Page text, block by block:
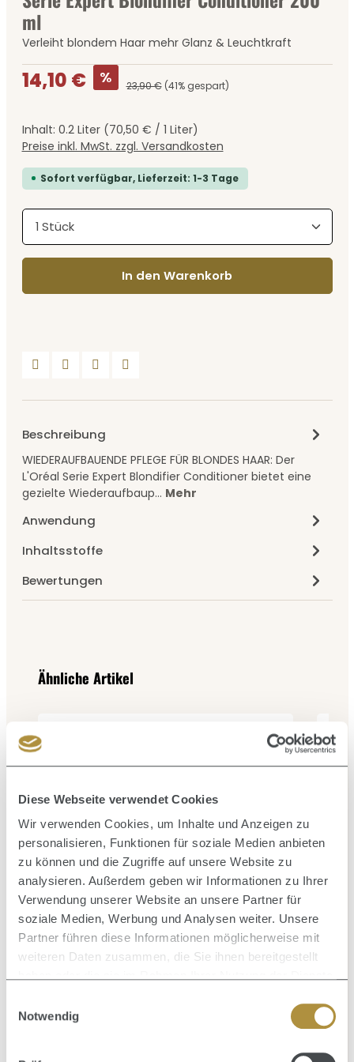
Diese Webseite verwendet Cookies
Wir verwenden Cookies, um Inhalte und Anzeigen zu
personalisieren, Funktionen für soziale Medien anbieten
zu können und die Zugriffe auf unsere Website zu
analysieren. Außerdem geben wir Informationen zu Ihrer
Verwendung unserer Website an unsere Partner für
soziale Medien, Werbung und Analysen weiter. Unsere
Partner führen diese Informationen möglicherweise mit
weiteren Daten zusammen, die Sie ihnen bereitgestellt
Notwendig
ml
Verleiht blondem Haar mehr Glanz & Leuchtkraft
Verkaufspreis:
14,10 € % 23,90 € (41% gespart)
Inhalt: 0.2 Liter (70,50 € / 1 Liter)
Preise inkl. MwSt. zzgl. Versandkosten
Sofort verfügbar, Lieferzeit: 1-3 Tage
Produkt Anzahl: Gib den gewünschten Wert
In den Warenkorb
Beschreibung
WIEDERAUFBAUENDE PFLEGE FÜR BLONDES HAAR: Der
L'Oréal Serie Expert Blondifier Conditioner bietet eine
gezielte Wiederaufbaup… Mehr
Anwendung
Inhaltsstoffe
Bewertungen
Produktgalerie überspringen
Ähnliche Artikel
Serie Expert Vitamino Color Conditioner 200 ml
Inhalt: 0.2 Liter
(74,10 € / 1 Liter)
Verkaufspreis:
14,82 € 23,90 € (37.99% gespart)
Produktgalerie überspringen